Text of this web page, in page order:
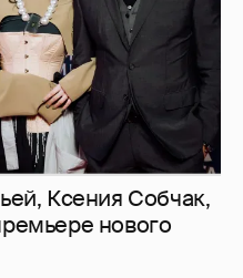
Ксения Собчак,
нового